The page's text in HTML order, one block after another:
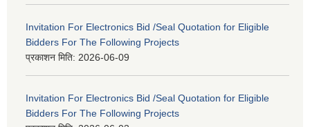
Invitation For Electronics Bid /Seal Quotation for Eligible
Bidders For The Following Projects
प्रकाशन मिति: 2026-06-09
Invitation For Electronics Bid /Seal Quotation for Eligible
Bidders For The Following Projects